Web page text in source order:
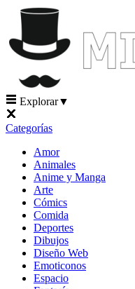
Explorar▼
Categorías
Amor
Animales
Anime y Manga
Arte
Cómics
Comida
Deportes
Dibujos
Diseño Web
Emoticonos
Espacio